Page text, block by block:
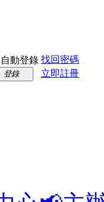
自動登錄 找回密碼
登錄 立即註冊